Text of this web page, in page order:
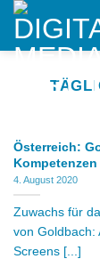
Skip
content
Österreich:
Kompetenzen
4. August 2020
Zuwachs für
von Goldbach:
Screens [...]